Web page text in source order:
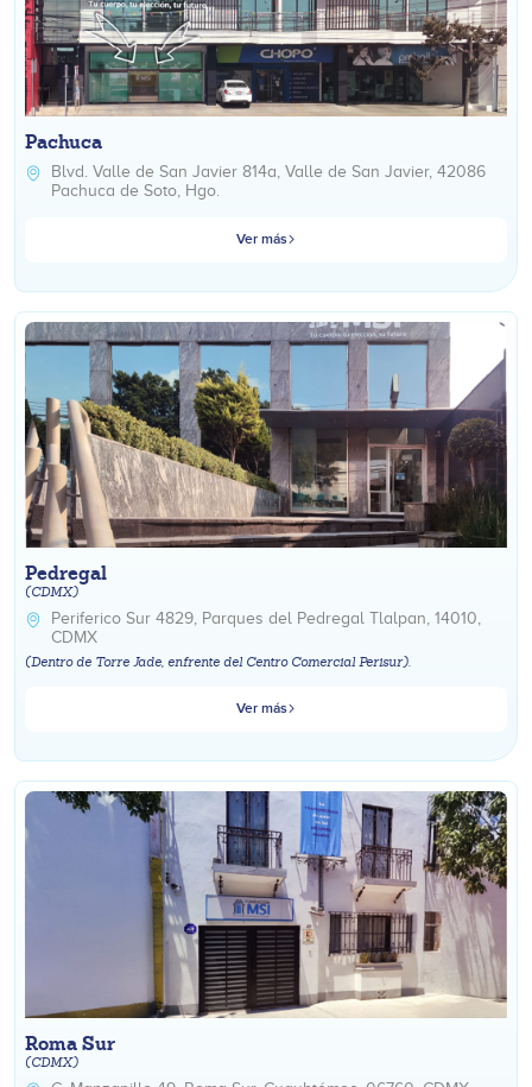
Pachuca
Blvd. Valle de San Javier 814a, Valle de San Javier, 42086
Pachuca de Soto, Hgo.
Ver más
Pedregal
(CDMX)
Periferico Sur 4829, Parques del Pedregal Tlalpan, 14010,
CDMX
(Dentro de Torre Jade, enfrente del Centro Comercial Perisur).
Ver más
Roma Sur
(CDMX)